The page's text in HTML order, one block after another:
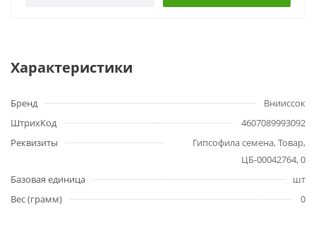
Характеристики
Бренд
Внииссок
ШтрихКод
4607089993092
Реквизиты
Гипсофила семена, Товар,
ЦБ-00042764, 0
Базовая единица
шт
Вес (грамм)
0